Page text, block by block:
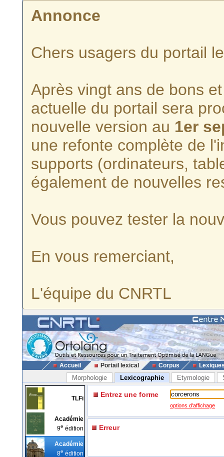
Annonce
Chers usagers du portail
Après vingt ans de bons
actuelle du portail sera
nouvelle version au 1er
une refonte complète de
supports (ordinateurs,
également de nouvelles
Vous pouvez tester la
En vous remerciant,
L'équipe du CNRTL
Accueil Portail lexical Corpus
Morphologie Lexicographie Etymologie
TLFi
Académie
9e édition
Académie
8e édition
Entrez une forme
options d'affichage
Erreur